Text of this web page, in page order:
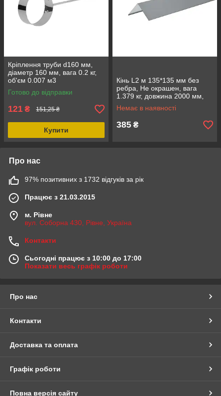
Кріплення труби d160 мм,
діаметр 160 мм, вага 0.2 кг,
об'єм 0.007 м3
Готово до відправки
121 ₴ 151,25 ₴
Купити
Кінь L2 м 135*135 мм без
ребра, Не окрашен, вага
1.379 кг, довжина 2000 мм,
ширина 135 мм
Немає в наявності
385 ₴
Про нас
97% позитивних з 1732 відгуків за рік
Працює з 21.03.2015
м. Рівне
вул. Соборна 430, Рівне, Україна
Контакти
Сьогодні працює з 10:00 до 17:00
Показати весь графік роботи
Про нас
Контакти
Доставка та оплата
Графік роботи
Повна версія сайту